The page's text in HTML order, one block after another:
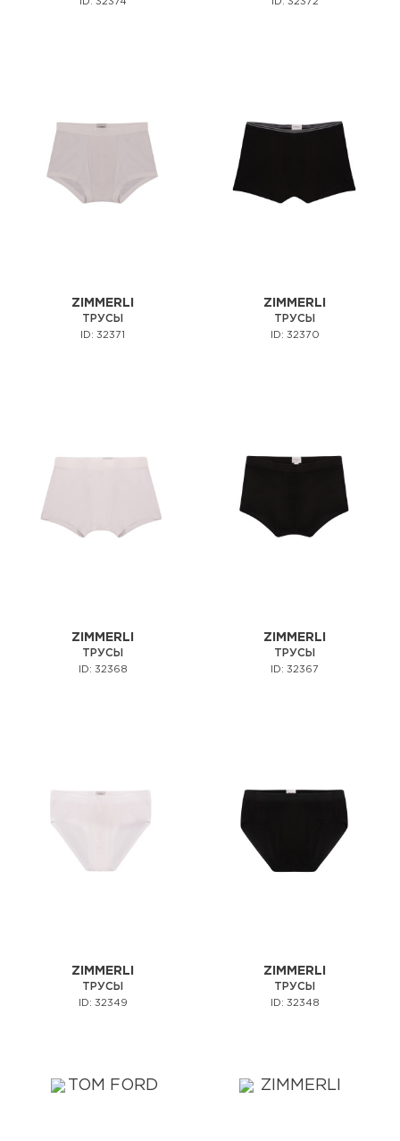
ZIMMERLI
ТРУСЫ
ID: 32371
ZIMMERLI
ТРУСЫ
ID: 32370
ZIMMERLI
ТРУСЫ
ID: 32368
ZIMMERLI
ТРУСЫ
ID: 32367
ZIMMERLI
ТРУСЫ
ID: 32349
ZIMMERLI
ТРУСЫ
ID: 32348